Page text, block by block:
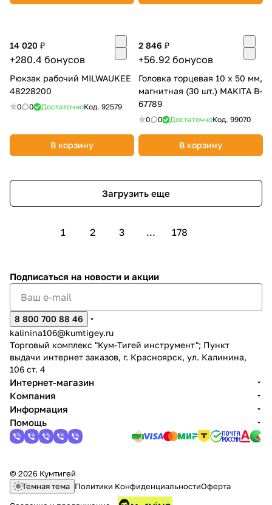
14 020 ₽
+280.4 бонусов
Рюкзак рабочий MILWAUKEE
48228200
0 0 ДостаточноКод. 92579
В корзину
2 846 ₽
+56.92 бонусов
Головка торцевая 10 x 50 мм,
магнитная (30 шт.) MAKITA B-
67789
0 0 ДостаточноКод. 99070
В корзину
Загрузить еще
1 2 3 ... 178
Подписаться на новости и акции
8 800 700 88 46
kalinina106@kumtigey.ru
Торговый комплекс "Кум-Тигей инструмент"; Пункт
выдачи интернет заказов, г. Красноярск, ул. Калинина,
106 ст. 4
Интернет-магазин
Компания
Информация
Помощь
© 2026 Кумтигей
Темная тема Политики КонфиденциальностиОферта